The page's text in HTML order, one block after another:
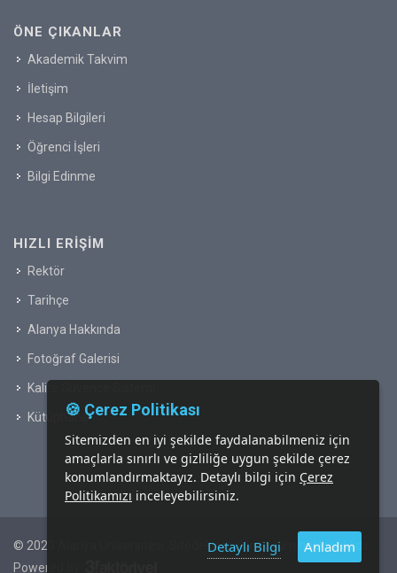
ÖNE ÇIKANLAR
Akademik Takvim
İletişim
Hesap Bilgileri
Öğrenci İşleri
Bilgi Edinme
HIZLI ERIŞIM
Rektör
Tarihçe
Alanya Hakkında
Fotoğraf Galerisi
Kalite Güvence Sistemi
Kütüphane
© 2020 Alanya Üniversitesi. Sitedeki içeriklerin tüm hakkı saklıdır.
Powered by
🍪 Çerez Politikası
Sitemizden en iyi şekilde faydalanabilmeniz için
amaçlarla sınırlı ve gizliliğe uygun şekilde çerez
konumlandırmaktayız. Detaylı bilgi için Çerez
Politikamızı inceleyebilirsiniz.
Detaylı Bilgi Anladım